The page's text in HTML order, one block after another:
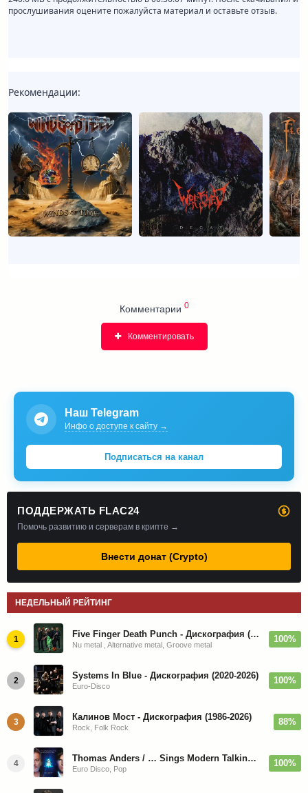
прослушивания оцените пожалуйста материал и оставьте отзыв.
Рекомендации:
Комментарии 0
Комментировать
Наш Telegram
Инфо о доступе к сайту →
Подписаться на канал
ПОДДЕРЖАТЬ FLAC24
Помочь развитию и серверам в крипте →
Внести донат (Crypto)
НЕДЕЛЬНЫЙ РЕЙТИНГ
1 Five Finger Death Punch - Дискография (2008-2026)
Nu metal , Alternative metal, Groove metal
100%
2 Systems In Blue - Дискография (2020-2026)
Euro-Disco
100%
3 Калинов Мост - Дискография (1986-2026)
Rock, Folk Rock
88%
4 Thomas Anders / … Sings Modern Talking: The Best hi-res
Euro Disco, Pop
100%